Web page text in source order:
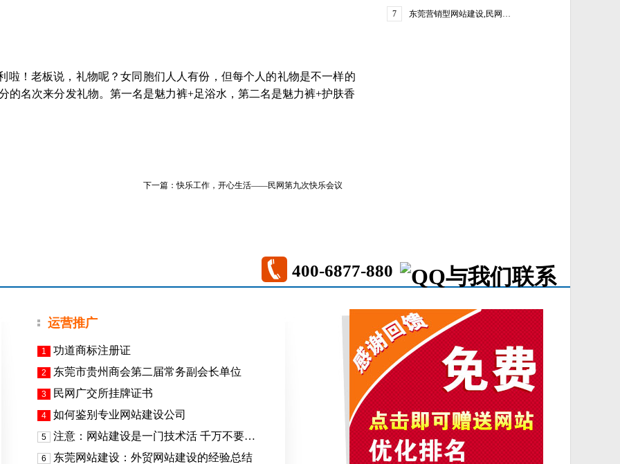
啦！老板说，礼物呢？女同胞们人人有份，但每个人的礼物是不一样的
的名次来分发礼物。第一名是魅力裤+足浴水，第二名是魅力裤+护肤香
下一篇：快乐工作，开心生活——民网第九次快乐会议
7 东莞营销型网站建设,民网…
400-6877-880
运营推广
1 功道商标注册证
2 东莞市贵州商会第二届常务副会长单位
3 民网广交所挂牌证书
4 如何鉴别专业网站建设公司
5 注意：网站建设是一门技术活 千万不要…
6 东莞网站建设：外贸网站建设的经验总结